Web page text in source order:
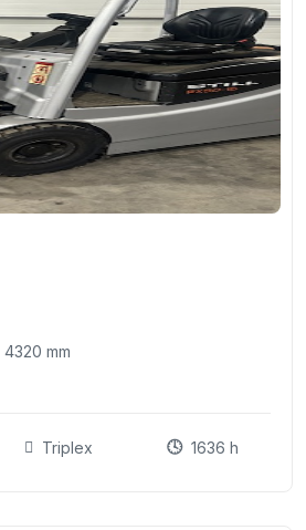
4320 mm
Triplex 1636 h